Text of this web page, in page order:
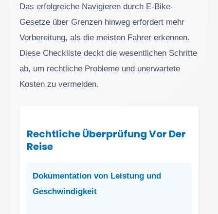
Das erfolgreiche Navigieren durch E-Bike-
Gesetze über Grenzen hinweg erfordert mehr
Vorbereitung, als die meisten Fahrer erkennen.
Diese Checkliste deckt die wesentlichen Schritte
ab, um rechtliche Probleme und unerwartete
Kosten zu vermeiden.
Rechtliche Überprüfung Vor Der
Reise
Dokumentation von Leistung und
Geschwindigkeit